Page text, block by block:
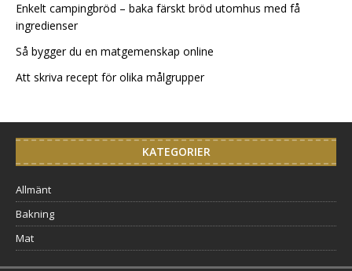
Enkelt campingbröd – baka färskt bröd utomhus med få
ingredienser
Så bygger du en matgemenskap online
Att skriva recept för olika målgrupper
KATEGORIER
Allmänt
Bakning
Mat